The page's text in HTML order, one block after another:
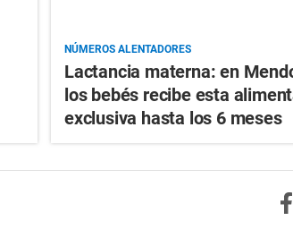
NÚMEROS ALENTADORES
Lactancia materna: en
los bebés recibe esta
exclusiva hasta los 6 meses